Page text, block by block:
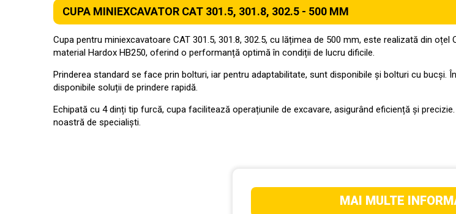
CUPA MINIEXCAVATOR CAT 301.5, 301.8, 302.5 - 500 MM
Cupa pentru miniexcavatoare CAT 301.5, 301.8, 302.5, cu lățimea de 500 mm, este realizată din
material Hardox HB250, oferind o performanță optimă în condiții de lucru dificile.
Prinderea standard se face prin bolturi, iar pentru adaptabilitate, sunt disponibile și bolturi cu bucși.
disponibile soluții de prindere rapidă.
Echipată cu 4 dinți tip furcă, cupa facilitează operațiunile de excavare, asigurând eficiență și
noastră de specialiști.
MAI MULTE